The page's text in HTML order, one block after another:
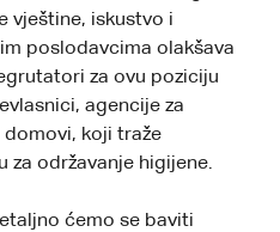
vještine, iskustvo i
poslodavcima olakšava
za ovu poziciju
agencije za
koji traže
za održavanje higijene.
ćemo se baviti